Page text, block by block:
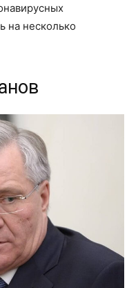
на несколько